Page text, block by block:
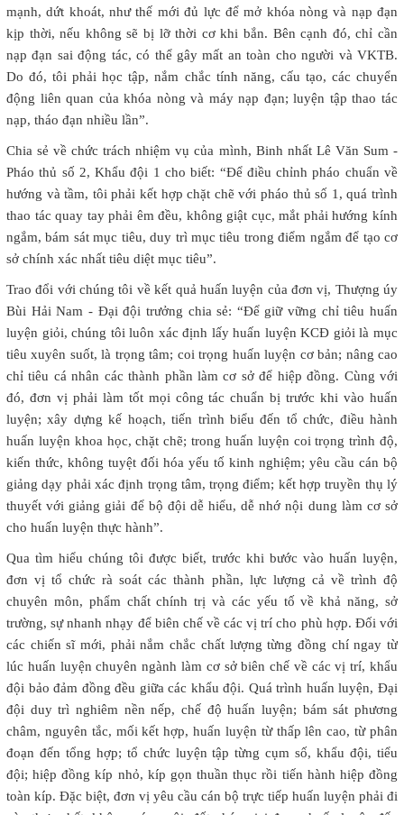
mạnh, dứt khoát, như thế mới đủ lực để mở khóa nòng và nạp đạn
kịp thời, nếu không sẽ bị lỡ thời cơ khi bắn. Bên cạnh đó, chỉ cần
nạp đạn sai động tác, có thể gây mất an toàn cho người và VKTB.
Do đó, tôi phải học tập, nắm chắc tính năng, cấu tạo, các chuyển
động liên quan của khóa nòng và máy nạp đạn; luyện tập thao tác
nạp, tháo đạn nhiều lần”.
Chia sẻ về chức trách nhiệm vụ của mình, Binh nhất Lê Văn Sum -
Pháo thủ số 2, Khẩu đội 1 cho biết: “Để điều chỉnh pháo chuẩn về
hướng và tầm, tôi phải kết hợp chặt chẽ với pháo thủ số 1, quá trình
thao tác quay tay phải êm đều, không giật cục, mắt phải hướng kính
ngắm, bám sát mục tiêu, duy trì mục tiêu trong điểm ngắm để tạo cơ
sở chính xác nhất tiêu diệt mục tiêu”.
Trao đổi với chúng tôi về kết quả huấn luyện của đơn vị, Thượng úy
Bùi Hải Nam - Đại đội trưởng chia sẻ: “Để giữ vững chỉ tiêu huấn
luyện giỏi, chúng tôi luôn xác định lấy huấn luyện KCĐ giỏi là mục
tiêu xuyên suốt, là trọng tâm; coi trọng huấn luyện cơ bản; nâng cao
chỉ tiêu cá nhân các thành phần làm cơ sở để hiệp đồng. Cùng với
đó, đơn vị phải làm tốt mọi công tác chuẩn bị trước khi vào huấn
luyện; xây dựng kế hoạch, tiến trình biểu đến tổ chức, điều hành
huấn luyện khoa học, chặt chẽ; trong huấn luyện coi trọng trình độ,
kiến thức, không tuyệt đối hóa yếu tố kinh nghiệm; yêu cầu cán bộ
giảng dạy phải xác định trọng tâm, trọng điểm; kết hợp truyền thụ lý
thuyết với giảng giải để bộ đội dễ hiểu, dễ nhớ nội dung làm cơ sở
cho huấn luyện thực hành”.
Qua tìm hiểu chúng tôi được biết, trước khi bước vào huấn luyện,
đơn vị tổ chức rà soát các thành phần, lực lượng cả về trình độ
chuyên môn, phẩm chất chính trị và các yếu tố về khả năng, sở
trường, sự nhanh nhạy để biên chế về các vị trí cho phù hợp. Đối với
các chiến sĩ mới, phải nắm chắc chất lượng từng đồng chí ngay từ
lúc huấn luyện chuyên ngành làm cơ sở biên chế về các vị trí, khẩu
đội bảo đảm đồng đều giữa các khẩu đội. Quá trình huấn luyện, Đại
đội duy trì nghiêm nền nếp, chế độ huấn luyện; bám sát phương
châm, nguyên tắc, mối kết hợp, huấn luyện từ thấp lên cao, từ phân
đoạn đến tổng hợp; tổ chức luyện tập từng cụm số, khẩu đội, tiểu
đội; hiệp đồng kíp nhỏ, kíp gọn thuần thục rồi tiến hành hiệp đồng
toàn kíp. Đặc biệt, đơn vị yêu cầu cán bộ trực tiếp huấn luyện phải đi